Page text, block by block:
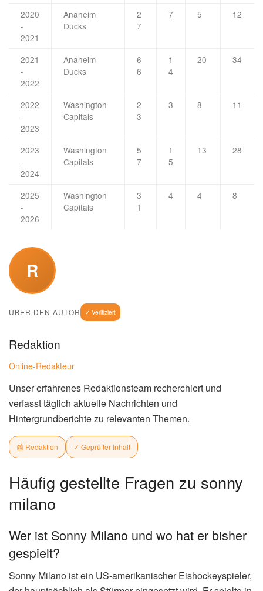
2020
-
2021
Anaheim
Ducks
2
7
7 5 12
2021
-
2022
Anaheim
Ducks
6
6
1
4
20 34
2022
-
2023
Washington
Capitals
2
3
3 8 11
2023
-
2024
Washington
Capitals
5
7
1
5
13 28
2025
-
2026
Washington
Capitals
3
1
4 4 8
R
ÜBER DEN AUTOR ✓ Verifiziert
Redaktion
Online-Redakteur
Unser erfahrenes Redaktionsteam recherchiert und
verfasst täglich aktuelle Nachrichten und
Hintergrundberichte zu relevanten Themen.
📰 Redaktion ✓ Geprüfter Inhalt
Häufig gestellte Fragen zu sonny
milano
Wer ist Sonny Milano und wo hat er bisher
gespielt?
Sonny Milano ist ein US-amerikanischer Eishockeyspieler,